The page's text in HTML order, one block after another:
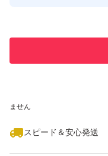
ません
スピード＆安心発送